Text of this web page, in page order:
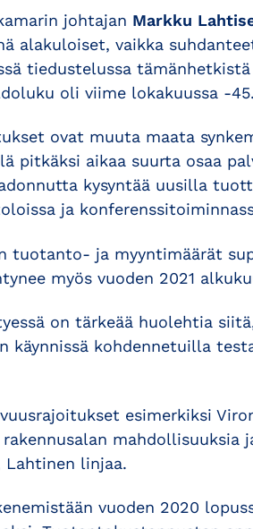
johtajan Markku
alakuloiset, vaikka
tiedustelussa
oli viime lokakuussa -45.
ovat muuta maata
pitkäksi aikaa suurta osaa
kysyntää uusilla
ja
tuotanto- ja myyntimäärät
myös vuoden 2021
on tärkeää huolehtia
käynnissä kohdennetuilla
esimerkiksi
mahdollisuuksia
Lahtinen linjaa.
vuoden 2020